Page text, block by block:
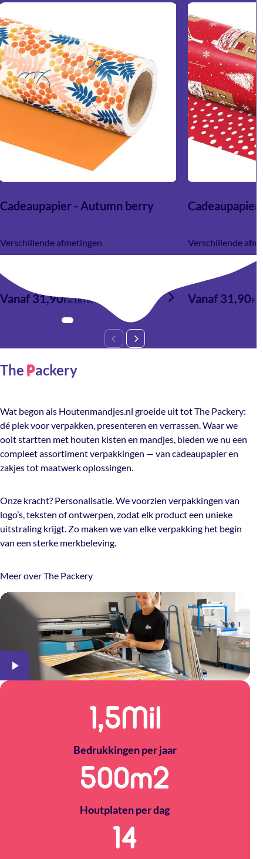
Cadeaupapier - Autumn berry
Verschillende afmetingen
Vanaf 31,90Excl BTW
Verschillende
Vanaf 31,90
The Packery
Wat begon als Houtenmandjes.nl groeide uit tot The Packery:
dé plek voor verpakken, presenteren en verrassen. Waar we
ooit startten met houten kisten en mandjes, bieden we nu een
compleet assortiment verpakkingen — van cadeaupapier en
zakjes tot maatwerk oplossingen.
Onze kracht? Personalisatie. We voorzien verpakkingen van
logo’s, teksten of ontwerpen, zodat elk product een unieke
uitstraling krijgt. Zo maken we van elke verpakking het begin
van een sterke merkbeleving.
Meer over The Packery
1,5Mil
Bedrukkingen per jaar
500m2
Houtplaten per dag
14